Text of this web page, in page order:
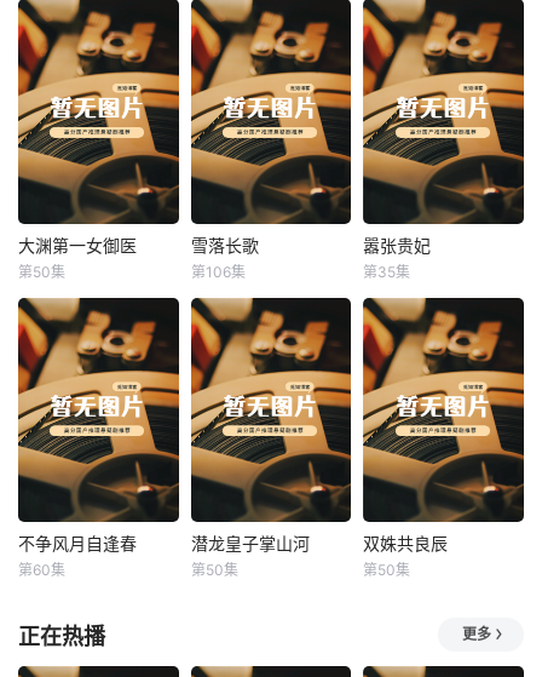
大渊第一女御医
大渊第一女御医
第50集
雪落长歌
雪落长歌
第106集
嚣张贵妃
嚣张贵妃
第35集
不争风月自逢春
不争风月自逢春
第60集
潜龙皇子掌山河
潜龙皇子掌山河
第50集
双姝共良辰
双姝共良辰
第50集
正在热播 更多